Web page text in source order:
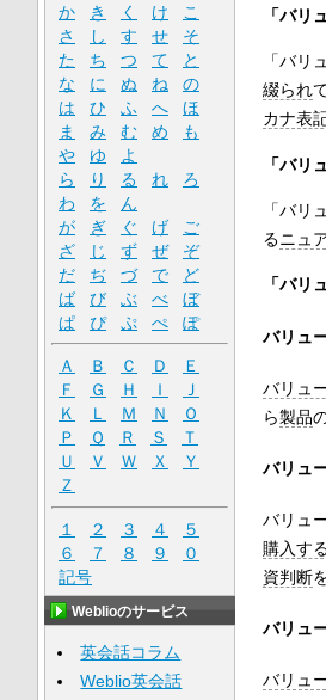
「バリ
「バリ
綴られ
カナ表
「バリ
「バリ
るニュ
「バリ
バリュ
バリュ
ら製品
バリュ
バリュ
購入す
資判断
バリュ
バリュ
か
き く け
こ
さ
し す せ
そ
た
ち つ て
と
な
に ぬ ね
の
は
ひ ふ へ
ほ
ま
み む め
も
や
ゆ
よ
ら
り る れ
ろ
わ
を
ん
が
ぎ ぐ げ
ご
ざ
じ ず ぜ
ぞ
だ
ぢ づ で
ど
ば
び ぶ べ
ぼ
ぱ
ぴ ぷ ぺ ぽ
Ａ Ｂ Ｃ Ｄ
Ｅ
Ｆ
Ｇ Ｈ Ｉ
Ｊ
Ｋ
Ｌ Ｍ Ｎ
Ｏ
Ｐ
Ｑ Ｒ Ｓ
Ｔ
Ｕ
Ｖ Ｗ Ｘ
Ｙ
Ｚ
１ ２ ３ ４
５
６
７ ８ ９
０
記号
Weblioのサービス
英会話コラム
Weblio英会話